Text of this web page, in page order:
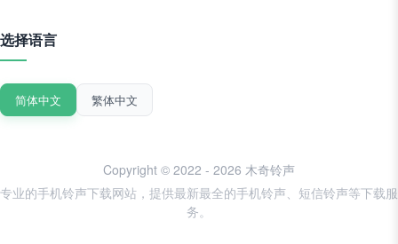
选择语言
简体中文 繁体中文
Copyright © 2022 - 2026 木奇铃声
专业的手机铃声下载网站，提供最新最全的手机铃声、短信铃声等下载服
务。